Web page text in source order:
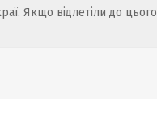
Якщо відлетіли до цього